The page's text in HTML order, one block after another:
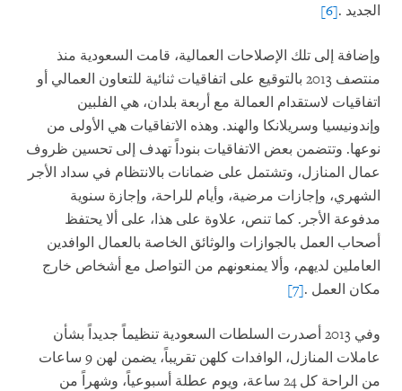
الجديد .
[6]
وإضافة إلى تلك الإصلاحات العمالية، قامت السعودية منذ
منتصف 2013 بالتوقيع على اتفاقيات ثنائية للتعاون العمالي أو
اتفاقيات لاستقدام العمالة مع أربعة بلدان، هي الفلبين
وإندونيسيا وسريلانكا والهند. وهذه الاتفاقيات هي الأولى من
نوعها. وتتضمن بعض الاتفاقيات بنوداً تهدف إلى تحسين ظروف
عمال المنازل، وتشتمل على ضمانات بالانتظام في سداد الأجر
الشهري، وإجازات مرضية، وأيام للراحة، وإجازة سنوية
مدفوعة الأجر. كما تنص، علاوة على هذا، على ألا يحتفظ
أصحاب العمل بالجوازات والوثائق الخاصة بالعمال الوافدين
العاملين لديهم، وألا يمنعونهم من التواصل مع أشخاص خارج
مكان العمل .
[7]
وفي 2013 أصدرت السلطات السعودية تنظيماً جديداً بشأن
عاملات المنازل، الوافدات كلهن تقريباً، يضمن لهن 9 ساعات
من الراحة كل 24 ساعة، ويوم عطلة أسبوعياً، وشهراً من